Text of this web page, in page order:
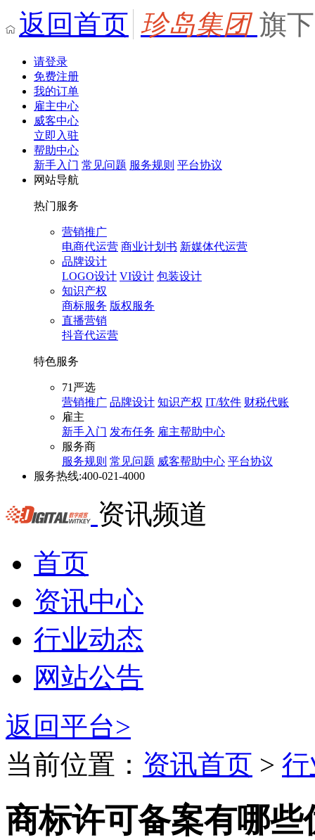
返回首页 珍岛集团 旗
请登录
免费注册
我的订单
雇主中心
威客中心
立即入驻
帮助中心
新手入门 常见问题 服务规则 平台协议
网站导航
热门服务
营销推广
电商代运营 商业计划书 新媒体代运营
品牌设计
LOGO设计 VI设计 包装设计
知识产权
商标服务 版权服务
直播营销
抖音代运营
特色服务
71严选
营销推广 品牌设计 知识产权 IT/软件 财税代账
雇主
新手入门 发布任务 雇主帮助中心
服务商
服务规则 常见问题 威客帮助中心 平台协议
服务热线:400-021-4000
资讯频道
首页
资讯中心
行业动态
网站公告
返回平台>
当前位置： 资讯首页 >
商标许可备案有哪些